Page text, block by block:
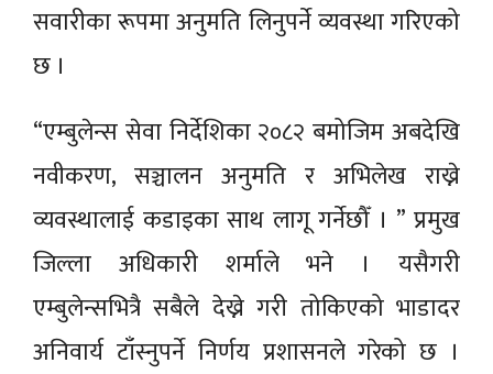
सवारीका रूपमा अनुमति लिनुपर्ने व्यवस्था गरिएको
छ ।
“एम्बुलेन्स सेवा निर्देशिका २०८२ बमोजिम अबदेखि
नवीकरण, सञ्चालन अनुमति र अभिलेख राख्ने
व्यवस्थालाई कडाइका साथ लागू गर्नेछौँ । ” प्रमुख
जिल्ला अधिकारी शर्माले भने । यसैगरी
एम्बुलेन्सभित्रै सबैले देख्ने गरी तोकिएको भाडादर
अनिवार्य टाँस्नुपर्ने निर्णय प्रशासनले गरेको छ ।